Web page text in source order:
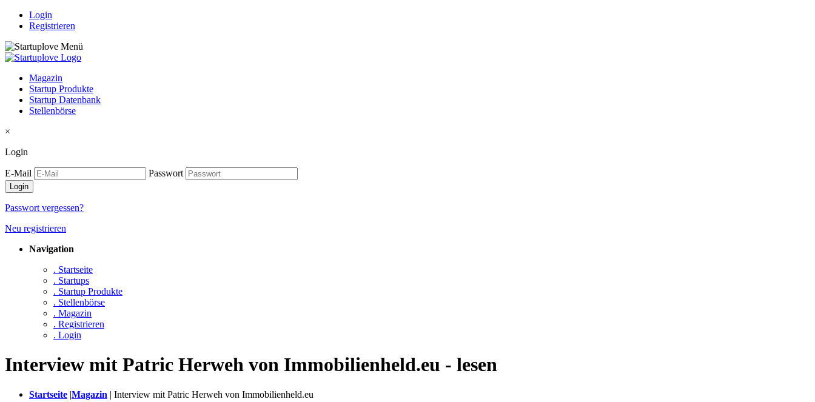
Login
Registrieren
Magazin
Startup Produkte
Startup Datenbank
Stellenbörse
×
Login
E-Mail Passwort
Passwort vergessen?
Neu registrieren
Navigation
. Startseite
. Startups
. Startup Produkte
. Stellenbörse
. Magazin
. Registrieren
. Login
Interview mit Patric Herweh von Immobilienheld.eu - lesen
Startseite |Magazin | Interview mit Patric Herweh von Immobilienheld.eu